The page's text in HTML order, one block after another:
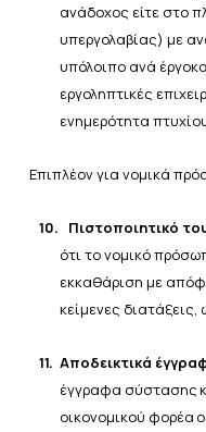
ανάδοχος είτε στο
υπεργολαβίας) με
υπόλοιπο ανά έργο
εργοληπτικές
ενημερότητα
Επιπλέον για νομικά
10. Πιστοποιητικό
ότι το νομικό
εκκαθάριση με
κείμενες διατάξεις,
11. Αποδεικτικά
έγγραφα σύστασης
οικονομικού φορέα ο